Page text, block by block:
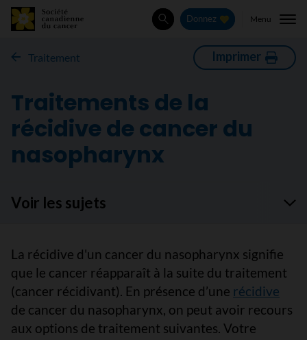
Rechercher
Donnez Menu
Traitement Imprimer
Traitements de la
récidive de cancer du
nasopharynx
Voir les sujets
La récidive d'un cancer du nasopharynx signifie
que le cancer réapparaît à la suite du traitement
(cancer récidivant). En présence d’une récidive
de cancer du nasopharynx, on peut avoir recours
aux options de traitement suivantes. Votre